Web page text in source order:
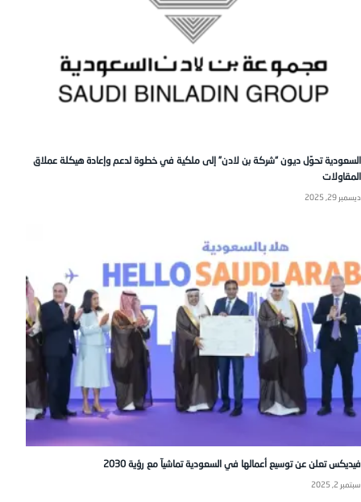
السعودية تحوّل ديون “شركة بن لادن” إلى ملكية في خطوة لدعم وإعادة هيكلة عملاق
المقاولات
ديسمبر 29, 2025
فيديكس تعلن عن توسيع أعمالها في السعودية تماشيآ مع رؤية 2030
سبتمبر 2, 2025